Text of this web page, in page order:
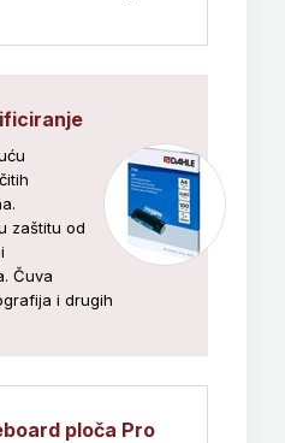
zaštitu od
Čuva
i drugih
ploča Pro